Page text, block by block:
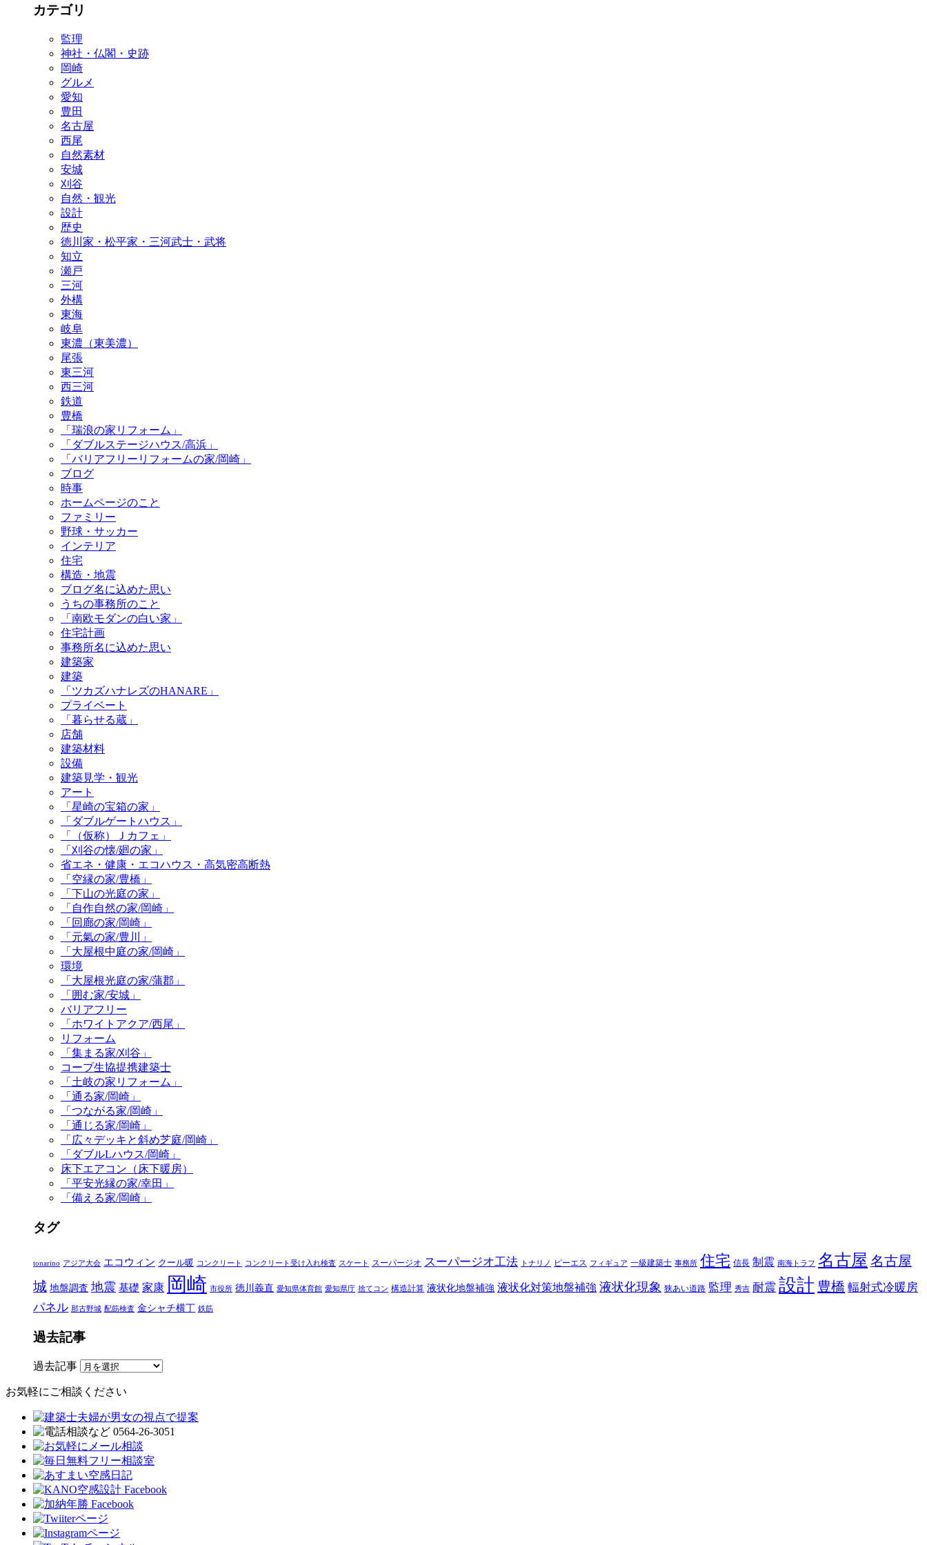
カテゴリ
監理
神社・仏閣・史跡
岡崎
グルメ
愛知
豊田
名古屋
西尾
自然素材
安城
刈谷
自然・観光
設計
歴史
徳川家・松平家・三河武士・武将
知立
瀬戸
三河
外構
東海
岐阜
東濃（東美濃）
尾張
東三河
西三河
鉄道
豊橋
「瑞浪の家リフォーム」
「ダブルステージハウス/高浜」
「バリアフリーリフォームの家/岡崎」
ブログ
時事
ホームページのこと
ファミリー
野球・サッカー
インテリア
住宅
構造・地震
ブログ名に込めた思い
うちの事務所のこと
「南欧モダンの白い家」
住宅計画
事務所名に込めた思い
建築家
建築
「ツカズハナレズのHANARE」
プライベート
「暮らせる蔵」
店舗
建築材料
設備
建築見学・観光
アート
「星崎の宝箱の家」
「ダブルゲートハウス」
「（仮称）Ｊカフェ」
「刈谷の懐/廻の家」
省エネ・健康・エコハウス・高気密高断熱
「空縁の家/豊橋」
「下山の光庭の家」
「自作自然の家/岡崎」
「回廊の家/岡崎」
「元氣の家/豊川」
「大屋根中庭の家/岡崎」
環境
「大屋根光庭の家/蒲郡」
「囲む家/安城」
バリアフリー
「ホワイトアクア/西尾」
リフォーム
「集まる家/刈谷」
コープ生協提携建築士
「土岐の家リフォーム」
「通る家/岡崎」
「つながる家/岡崎」
「通じる家/岡崎」
「広々デッキと斜め芝庭/岡崎」
「ダブルLハウス/岡崎」
床下エアコン（床下暖房）
「平安光縁の家/幸田」
「備える家/岡崎」
タグ
tonarino アジア大会 エコウィン クール暖 コンクリート コンクリート受け入れ検査 スケート スーパージオ スーパージオ工法 トナリノ ピーエス フィギュア 一級建築士 事務所 住宅 信長 制震 南海トラフ 名古屋 名古屋
城 地盤調査 地震 基礎 家康 岡崎 市役所 徳川義直 愛知県体育館 愛知県庁 捨てコン 構造計算 液状化地盤補強 液状化対策地盤補強 液状化現象 狭あい道路 監理 秀吉 耐震 設計 豊橋 輻射式冷暖房
パネル 那古野城 配筋検査 金シャチ横丁 鉄筋
過去記事
過去記事
お気軽にご相談ください